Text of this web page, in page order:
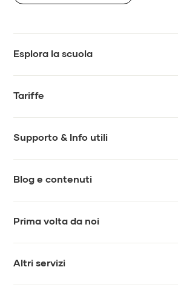
Esplora la scuola
Eventi e workshop Team
Tariffe
Tesseramento Gift card
Supporto & Info utili
Blog e contenuti
Newsletter Video
Prima volta da noi
Lezioni di prova
Altri servizi